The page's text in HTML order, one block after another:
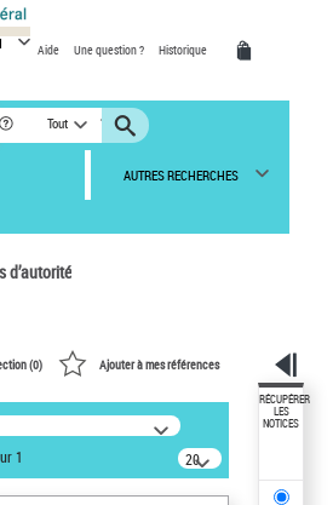
Aide Une question ? Historique
Tout
AUTRES RECHERCHES
d’autorité
dans les
:
(0) Ajouter à mes références
1
20
résultats/page
RÉCUPÉRER
LES
NOTICES